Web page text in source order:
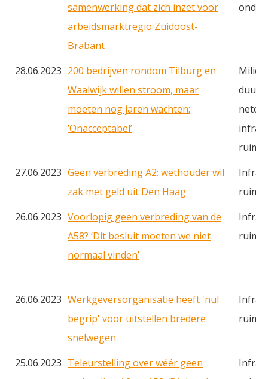
samenwerking dat zich inzet voor
arbeidsmarktregio Zuidoost-
Brabant
28.06.2023 200 bedrijven rondom Tilburg en
Waalwijk willen stroom, maar
moeten nog jaren wachten:
‘Onacceptabel’
ruimte
27.06.2023 Geen verbreding A2: wethouder wil
zak met geld uit Den Haag
ruimte
26.06.2023 Voorlopig geen verbreding van de
A58? ‘Dit besluit moeten we niet
normaal vinden’
ruimte
26.06.2023 Werkgeversorganisatie heeft 'nul
begrip' voor uitstellen bredere
snelwegen
ruimte
25.06.2023 Teleurstelling over wéér geen